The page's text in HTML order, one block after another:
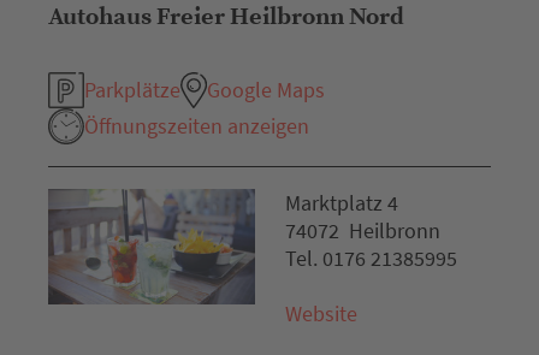
Autohaus Freier Heilbronn Nord
Parkplätze
Google Maps
Öffnungszeiten anzeigen
Marktplatz 4
74072 Heilbronn
Tel. 0176 21385995
Website